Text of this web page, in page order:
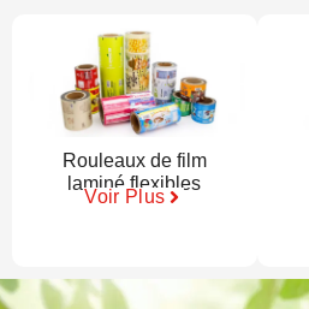
Rouleaux de film
laminé flexibles
Voir Plus